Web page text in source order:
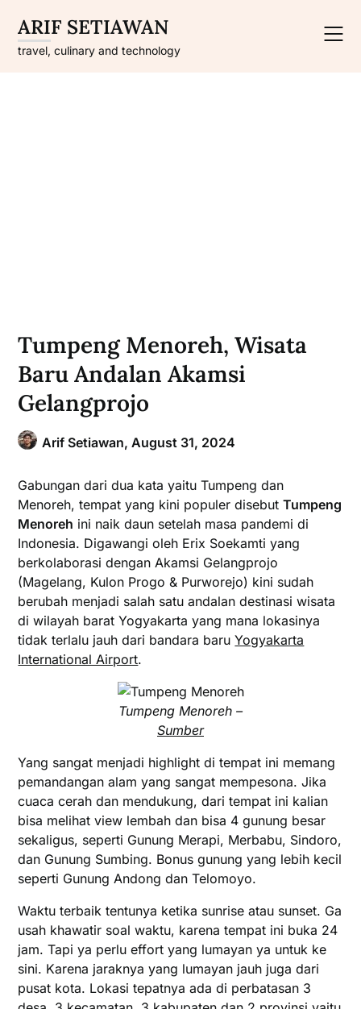
content
ARIF SETIAWAN
travel, culinary and technology
Tumpeng Menoreh, Wisata
Baru Andalan Akamsi
Gelangprojo
Arif Setiawan,August 31, 2024
Gabungan dari dua kata yaitu Tumpeng dan
Menoreh, tempat yang kini populer disebutTumpeng
Menoreh ini naik daun setelah masa pandemi di
Indonesia. Digawangi oleh Erix Soekamti yang
berkolaborasi dengan Akamsi Gelangprojo
(Magelang, Kulon Progo & Purworejo) kini sudah
berubah menjadi salah satu andalan destinasi wisata
di wilayah barat Yogyakarta yang mana lokasinya
tidak terlalu jauh dari bandara baruYogyakarta
International Airport.
Tumpeng Menoreh –
Sumber
Yang sangat menjadi highlight di tempat ini memang
pemandangan alam yang sangat mempesona. Jika
cuaca cerah dan mendukung, dari tempat ini kalian
bisa melihat view lembah dan bisa 4 gunung besar
sekaligus, seperti Gunung Merapi, Merbabu, Sindoro,
dan Gunung Sumbing. Bonus gunung yang lebih kecil
seperti Gunung Andong dan Telomoyo.
Waktu terbaik tentunya ketika sunrise atau sunset. Ga
usah khawatir soal waktu, karena tempat ini buka 24
jam. Tapi ya perlu effort yang lumayan ya untuk ke
sini. Karena jaraknya yang lumayan jauh juga dari
pusat kota. Lokasi tepatnya ada di perbatasan 3